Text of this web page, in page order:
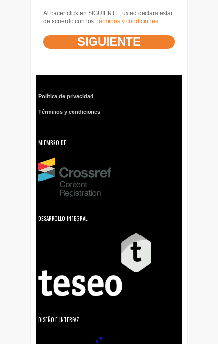
Al hacer click en SIGUIENTE, usted declara estar
de acuerdo con los Términos y condiciones
Política de privacidad
Términos y condiciones
MIEMBRO DE
DESARROLLO INTEGRAL
DISEÑO E INTERFAZ